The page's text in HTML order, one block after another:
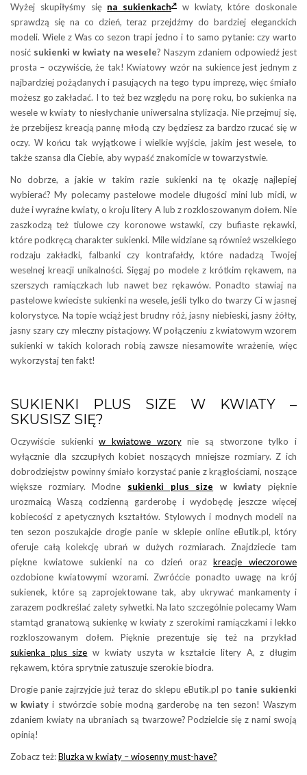
Wyżej skupiłyśmy się na sukienkach
w kwiaty, które doskonale
sprawdzą się na co dzień, teraz przejdźmy do bardziej eleganckich
modeli. Wiele z Was co sezon trapi jedno i to samo pytanie: czy warto
nosić sukienki w kwiaty na wesele? Naszym zdaniem odpowiedź jest
prosta – oczywiście, że tak! Kwiatowy wzór na sukience jest jednym z
najbardziej pożądanych i pasujących na tego typu imprezę, więc śmiało
możesz go zakładać. I to też bez względu na porę roku, bo sukienka na
wesele w kwiaty to niesłychanie uniwersalna stylizacja. Nie przejmuj się,
że przebijesz kreacją pannę młodą czy będziesz za bardzo rzucać się w
oczy. W końcu tak wyjątkowe i wielkie wyjście, jakim jest wesele, to
także szansa dla Ciebie, aby wypaść znakomicie w towarzystwie.
No dobrze, a jakie w takim razie sukienki na tę okazję najlepiej
wybierać? My polecamy pastelowe modele długości mini lub midi, w
duże i wyraźne kwiaty, o kroju litery A lub z rozkloszowanym dołem. Nie
zaszkodzą też tiulowe czy koronowe wstawki, czy bufiaste rękawki,
które podkręcą charakter sukienki. Mile widziane są również wszelkiego
rodzaju zakładki, falbanki czy kontrafałdy, które nadadzą Twojej
weselnej kreacji unikalności. Sięgaj po modele z krótkim rękawem, na
szerszych ramiączkach lub nawet bez rękawów. Ponadto stawiaj na
pastelowe kwieciste sukienki na wesele, jeśli tylko do twarzy Ci w jasnej
kolorystyce. Na topie wciąż jest brudny róż, jasny niebieski, jasny żółty,
jasny szary czy mleczny pistacjowy. W połączeniu z kwiatowym wzorem
sukienki w takich kolorach robią zawsze niesamowite wrażenie, więc
wykorzystaj ten fakt!
SUKIENKI PLUS SIZE W KWIATY –
SKUSISZ SIĘ?
Oczywiście sukienkiw kwiatowe wzorynie są stworzone tylko i
wyłącznie dla szczupłych kobiet noszących mniejsze rozmiary. Z ich
dobrodziejstw powinny śmiało korzystać panie z krągłościami, noszące
większe rozmiary. Modne sukienki plus size w kwiaty pięknie
urozmaicą Waszą codzienną garderobę i wydobędę jeszcze więcej
kobiecości z apetycznych kształtów. Stylowych i modnych modeli na
ten sezon poszukajcie drogie panie w sklepie online eButik.pl, który
oferuje całą kolekcję ubrań w dużych rozmiarach. Znajdziecie tam
piękne kwiatowe sukienki na co dzień orazkreacje wieczorowe
ozdobione kwiatowymi wzorami. Zwróćcie ponadto uwagę na krój
sukienek, które są zaprojektowane tak, aby ukrywać mankamenty i
zarazem podkreślać zalety sylwetki. Na lato szczególnie polecamy Wam
stamtąd granatową sukienkę w kwiaty z szerokimi ramiączkami i lekko
rozkloszowanym dołem. Pięknie prezentuje się też na przykład
sukienka plus size w kwiaty uszyta w kształcie litery A, z długim
rękawem, która sprytnie zatuszuje szerokie biodra.
Drogie panie zajrzyjcie już teraz do sklepu eButik.pl po tanie sukienki
w kwiaty i stwórzcie sobie modną garderobę na ten sezon! Waszym
zdaniem kwiaty na ubraniach są twarzowe? Podzielcie się z nami swoją
opinią!
Zobacz też:Bluzka w kwiaty – wiosenny must-have?